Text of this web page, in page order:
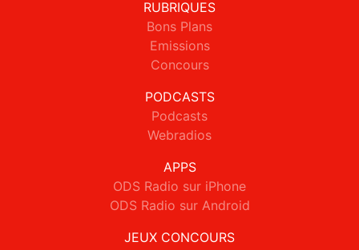
RUBRIQUES
Bons Plans
Emissions
Concours
PODCASTS
Podcasts
Webradios
APPS
ODS Radio sur iPhone
ODS Radio sur Android
JEUX CONCOURS